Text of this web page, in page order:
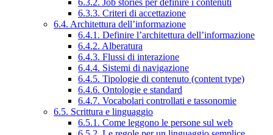
6.3.3. Criteri di accettazione
6.4. Architettura dell’informazione
6.4.1. Definire l’architettura dell’informazione
6.4.2. Alberatura
6.4.3. Flussi di interazione
6.4.4. Sistemi di navigazione
6.4.5. Tipologie di contenuto (content type)
6.4.6. Ontologie e standard
6.4.7. Vocabolari controllati e tassonomie
6.5. Scrittura e linguaggio
6.5.1. Come leggono le persone sul web